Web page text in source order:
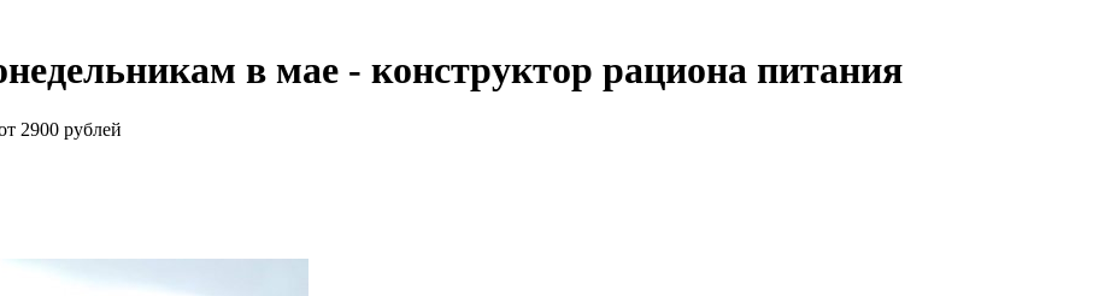
в мае - конструктор рациона питания
2900 рублей